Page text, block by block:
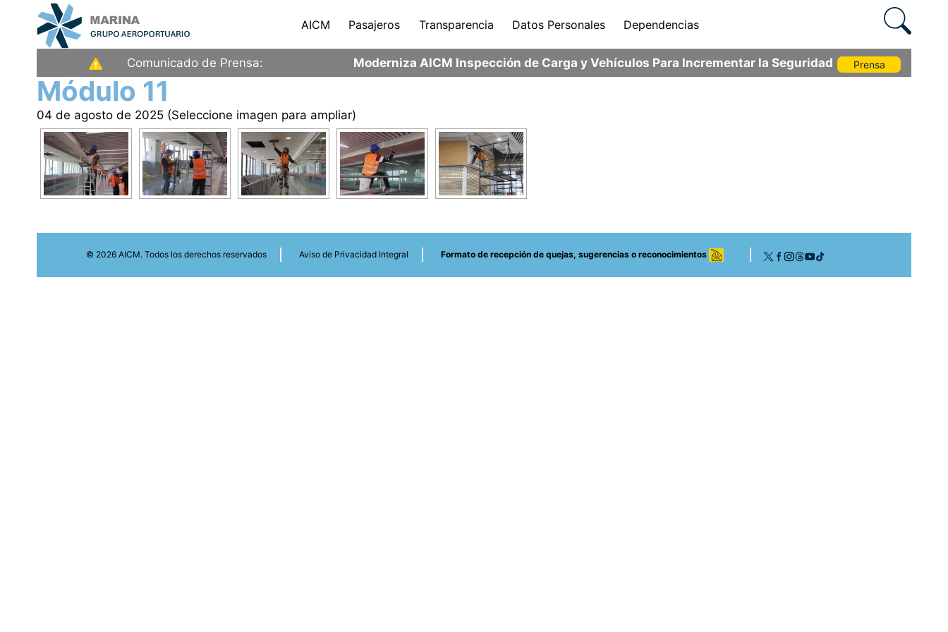
Saltar
al
contenido
Aeropuerto
Internacional
de
la
Ciudad
de
México
AICM Pasajeros Transparencia Datos Personales Dependencias
Comunicado de Prensa: Moderniza AICM Inspección de Carga y Vehículos Para Incrementar la Seguridad Prensa
Módulo 11
04 de agosto de 2025 (Seleccione imagen para ampliar)
© 2026 AICM. Todos los derechos reservados Aviso de Privacidad Integral Formato de recepción de quejas, sugerencias o reconocimientos